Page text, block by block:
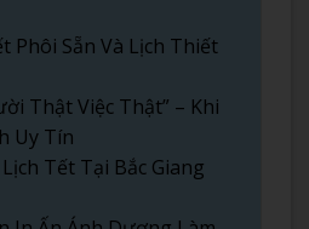
Phôi Sẵn Và Lịch Thiết
Thật Việc Thật” – Khi
Uy Tín
Tết Tại Bắc Giang